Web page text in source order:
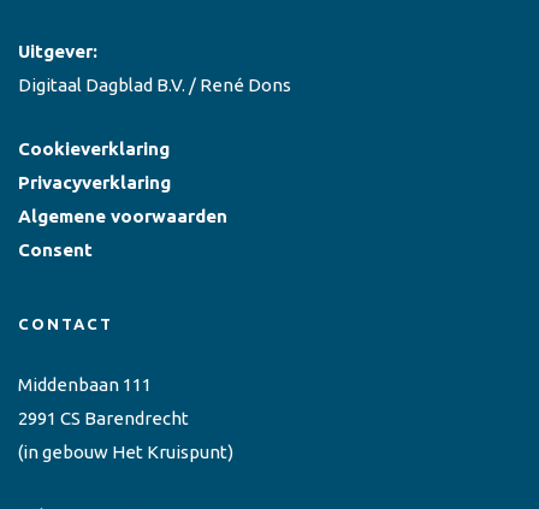
Uitgever:
Digitaal Dagblad B.V. / René Dons
Cookieverklaring
Privacyverklaring
Algemene voorwaarden
Consent
CONTACT
Middenbaan 111
2991 CS Barendrecht
(in gebouw Het Kruispunt)